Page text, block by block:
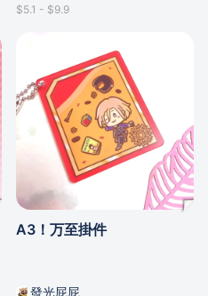
$5.1 - $9.9
A3！万至掛件
發光屁屁